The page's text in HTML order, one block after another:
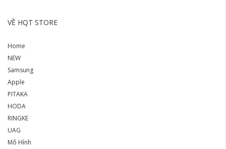
VỀ HQT STORE
Home
NEW
Samsung
Apple
PITAKA
HODA
RINGKE
UAG
Mô Hình